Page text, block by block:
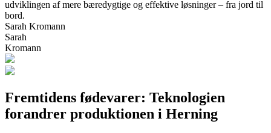
udviklingen af mere bæredygtige og effektive løsninger – fra jord til
bord.
Sarah Kromann
Sarah
Kromann
Fremtidens fødevarer: Teknologien
forandrer produktionen i Herning